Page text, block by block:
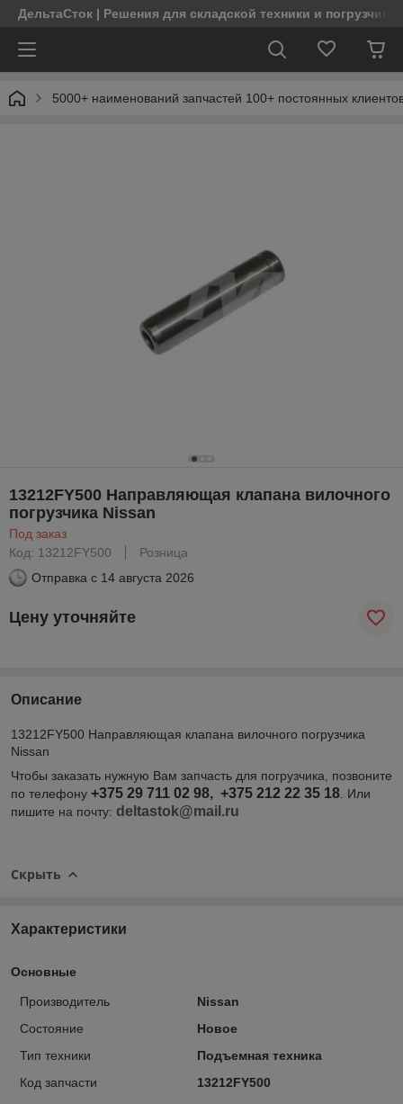
ДельтаСток | Решения для складской техники и
5000+ наименований запчастей 100+ постоянных
13212FY500 Направляющая клапана вилочного
погрузчика Nissan
Под заказ
Код: 13212FY500
Розница
Отправка с 14 августа 2026
Цену уточняйте
Описание
13212FY500 Направляющая клапана вилочного погрузчика
Nissan
Чтобы заказать нужную Вам запчасть для погрузчика, позвоните
по телефону +375 29 711 02 98, +375 212 22 35 18 . Или
пишите на почту: deltastok@mail.ru
Скрыть
Характеристики
Основные
Производитель
Nissan
Состояние
Новое
Тип техники
Подъемная техника
Код запчасти
13212FY500